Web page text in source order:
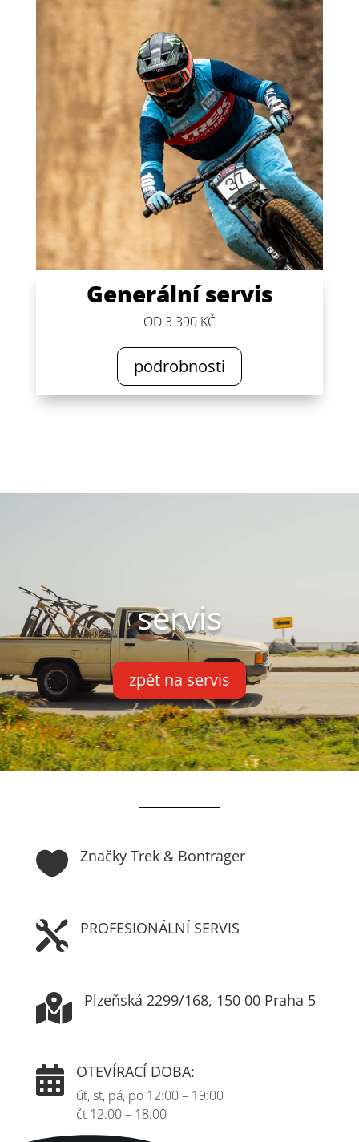
Generální servis
OD 3 390 KČ
podrobnosti
servis
zpět na servis
 Značky Trek & Bontrager
 PROFESIONÁLNÍ SERVIS
 Plzeňská 2299/168, 150 00 Praha 5
 OTEVÍRACÍ DOBA:
út, st, pá, po 12:00 – 19:00
čt 12:00 – 18:00